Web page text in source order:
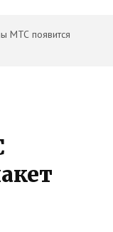
МТС появится